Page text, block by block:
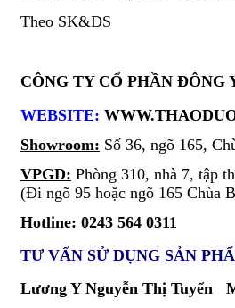
Theo SK&ĐS
CÔNG TY CỔ PHẦN ĐÔNG
WEBSITE:
Showroom: Số 36, ngõ 165,
VPGD: Phòng 310, nhà 7, tập
(Đi ngõ 95 hoặc ngõ 165 Chùa
Hotline: 0243 564 0311
TƯ VẤN SỬ DỤNG SẢN
Lương Y Nguyễn Thị Tuyển